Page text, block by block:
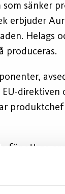
sänker
erbjuder
Helags
produceras.
produktchef
för att ge
100 000